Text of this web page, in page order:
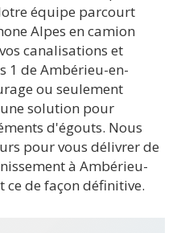
équipe parcourt
Alpes en camion
canalisations et
1 de Ambérieu-en-
ou seulement
solution pour
d'égouts. Nous
pour vous délivrer de
à Ambérieu-
ce de façon définitive.